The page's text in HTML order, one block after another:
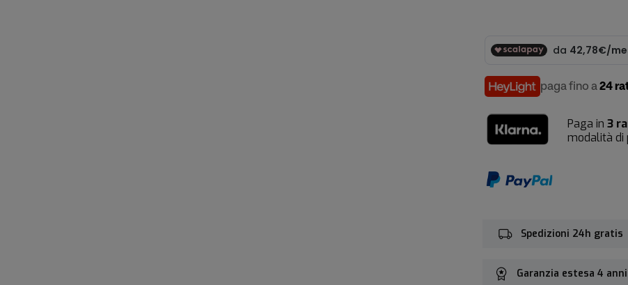
paga fino a24
Paga in 3
modalità di
Spedizioni 24h gratis
Garanzia estesa 4 anni